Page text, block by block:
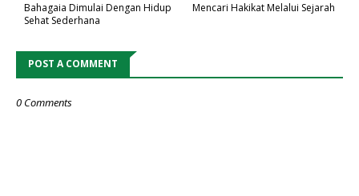
Mencari Hakikat Melalui Sejarah
Bahagaia Dimulai Dengan Hidup
Sehat Sederhana
POST A COMMENT
0 Comments